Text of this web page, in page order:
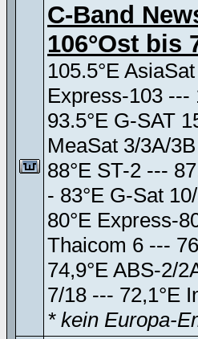
C-Band
106°Ost bis
105.5°E
Express-103 ---
93.5°E G-SAT
MeaSat 3/3A/
88°E ST-2 ---
- 83°E G-Sat
80°E Express-
Thaicom 6 ---
74,9°E ABS-2/
7/18 --- 72,1°E
* kein Europa-